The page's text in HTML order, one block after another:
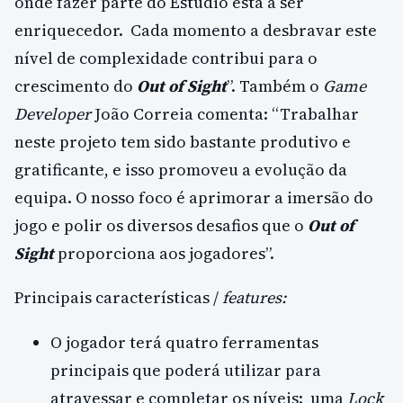
enriquecedor. Cada momento a desbravar este
nível de complexidade contribui para o
crescimento do Out of Sight”. Também o Game
DeveloperJoão Correia comenta: “Trabalhar
neste projeto tem sido bastante produtivo e
gratificante, e isso promoveu a evolução da
equipa. O nosso foco é aprimorar a imersão do
jogo e polir os diversos desafios que o Out of
Sightproporciona aos jogadores”.
Principais características /features:
O jogador terá quatro ferramentas
principais que poderá utilizar para
atravessar e completar os níveis: uma Lock